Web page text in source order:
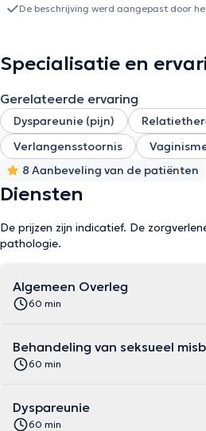
De beschrijving werd aangepast door
Specialisatie en
Gerelateerde ervaring
Dyspareunie (pijn)
Verlangensstoornis
8 Aanbeveling van de patiënten
Diensten
De prijzen zijn indicatief. De
pathologie.
Algemeen Overleg
60 min
Behandeling van seksueel
60 min
Dyspareunie
60 min